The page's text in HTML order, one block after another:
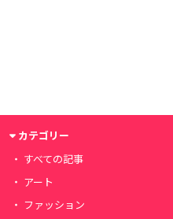
カテゴリー
すべての記事
アート
ファッション